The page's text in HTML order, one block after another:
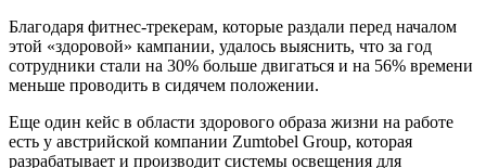
Благодаря фитнес-трекерам, которые раздали перед началом
этой «здоровой» кампании, удалось выяснить, что за год
сотрудники стали на 30% больше двигаться и на 56% времени
меньше проводить в сидячем положении.
Еще один кейс в области здорового образа жизни на работе
есть у австрийской компании Zumtobel Group, которая
разрабатывает и производит системы освещения для